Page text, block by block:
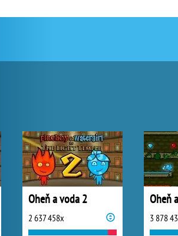
Oheň a voda 2
2 637 458x
Oheň
3 878